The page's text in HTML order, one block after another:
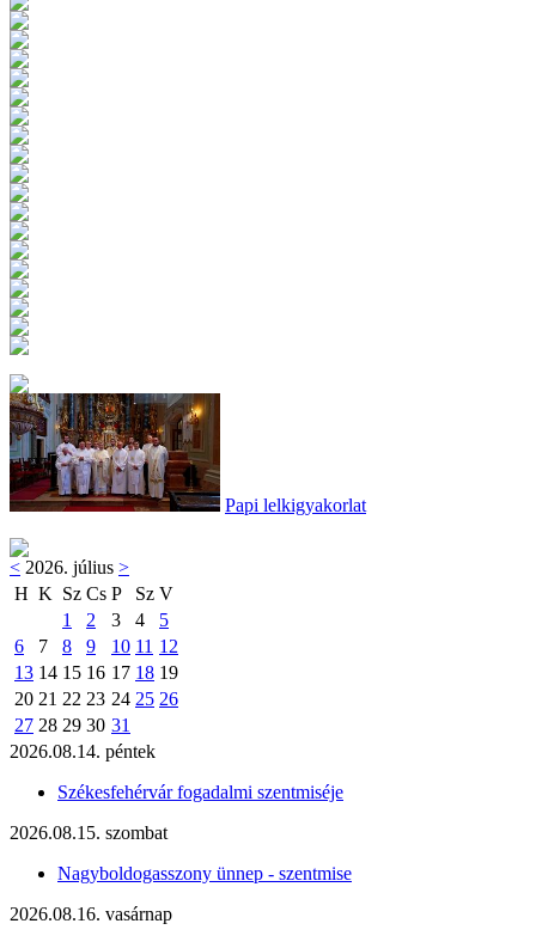
Papi lelkigyakorlat
< 2026. július >
H K Sz Cs P Sz V
1
2 3 4
5
6
7 8 9 10 11 12
13 14 15 16 17 18 19
20 21 22 23 24 25 26
27 28 29 30 31
2026.08.14. péntek
Székesfehérvár fogadalmi szentmiséje
2026.08.15. szombat
Nagyboldogasszony ünnep - szentmise
2026.08.16. vasárnap